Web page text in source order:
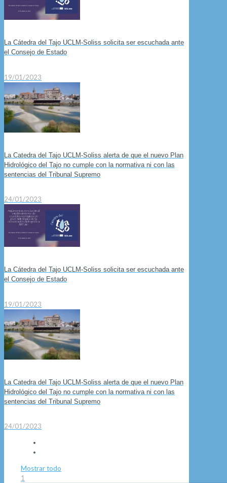
La Cátedra del Tajo UCLM-Soliss solicita ser escuchada ante
el Consejo de Estado
19/01/2023
La Catedra del Tajo UCLM-Soliss alerta de que el nuevo Plan
Hidrológico del Tajo no cumple con la normativa ni con las
sentencias del Tribunal Supremo
24/01/2023
La Cátedra del Tajo UCLM-Soliss solicita ser escuchada ante
el Consejo de Estado
19/01/2023
La Catedra del Tajo UCLM-Soliss alerta de que el nuevo Plan
Hidrológico del Tajo no cumple con la normativa ni con las
sentencias del Tribunal Supremo
24/01/2023
Mostrar todo
1